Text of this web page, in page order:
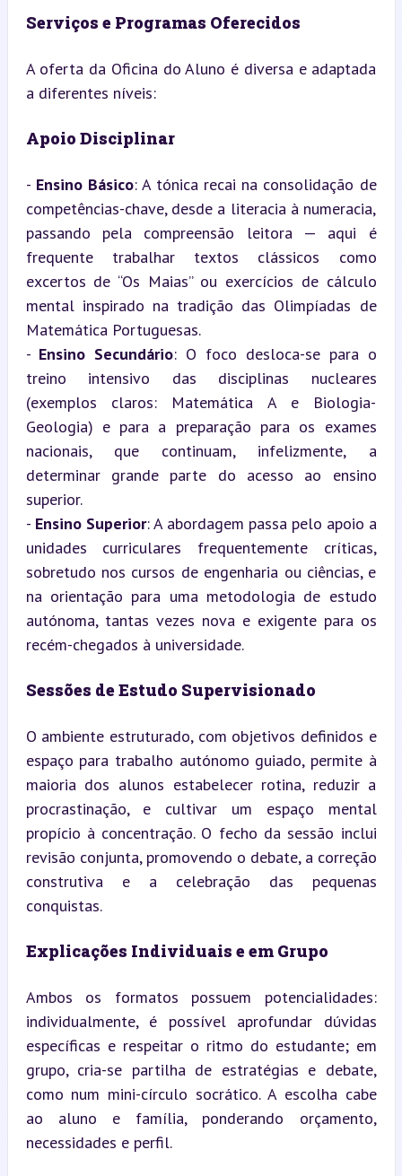
Serviços e Programas Oferecidos
A oferta da Oficina do Aluno é diversa e adaptada
a diferentes níveis:
Apoio Disciplinar
- Ensino Básico: A tónica recai na consolidação de
competências-chave, desde a literacia à numeracia,
passando pela compreensão leitora — aqui é
frequente trabalhar textos clássicos como
excertos de “Os Maias” ou exercícios de cálculo
mental inspirado na tradição das Olimpíadas de
Matemática Portuguesas.
- Ensino Secundário: O foco desloca-se para o
treino intensivo das disciplinas nucleares
(exemplos claros: Matemática A e Biologia-
Geologia) e para a preparação para os exames
nacionais, que continuam, infelizmente, a
determinar grande parte do acesso ao ensino
superior.
- Ensino Superior: A abordagem passa pelo apoio a
unidades curriculares frequentemente críticas,
sobretudo nos cursos de engenharia ou ciências, e
na orientação para uma metodologia de estudo
autónoma, tantas vezes nova e exigente para os
recém-chegados à universidade.
Sessões de Estudo Supervisionado
O ambiente estruturado, com objetivos definidos e
espaço para trabalho autónomo guiado, permite à
maioria dos alunos estabelecer rotina, reduzir a
procrastinação, e cultivar um espaço mental
propício à concentração. O fecho da sessão inclui
revisão conjunta, promovendo o debate, a correção
construtiva e a celebração das pequenas
conquistas.
Explicações Individuais e em Grupo
Ambos os formatos possuem potencialidades:
individualmente, é possível aprofundar dúvidas
específicas e respeitar o ritmo do estudante; em
grupo, cria-se partilha de estratégias e debate,
como num mini-círculo socrático. A escolha cabe
ao aluno e família, ponderando orçamento,
necessidades e perfil.